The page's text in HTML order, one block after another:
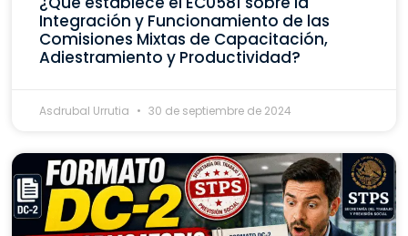
Integración y Funcionamiento de las
Comisiones Mixtas de Capacitación,
Adiestramiento y Productividad?
Asdrubal Urrutia 30 de septiembre de 2024